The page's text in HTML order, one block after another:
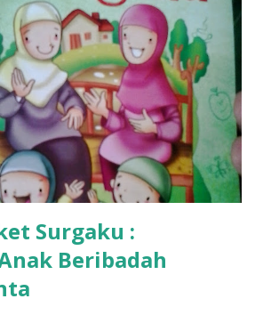
Surgaku :
Beribadah